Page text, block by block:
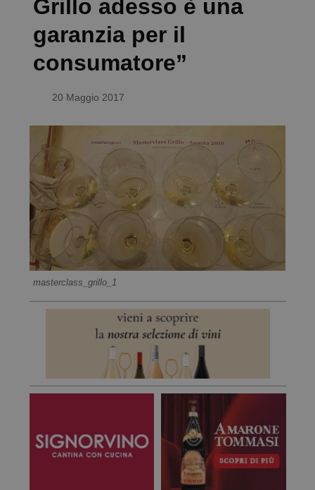
Grillo adesso è una
garanzia per il
consumatore”
20 Maggio 2017
masterclass_grillo_1